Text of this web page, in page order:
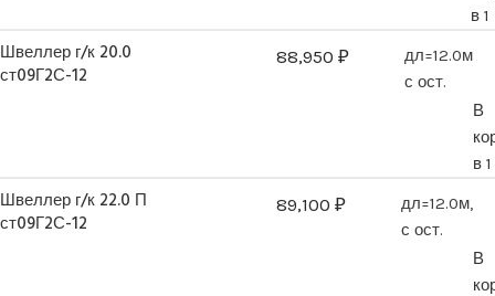
в
Швеллер г/к 20.0
ст09Г2С-12
88,950 ₽
дл=12.0м
с ост.
В
в
Швеллер г/к 22.0 П
ст09Г2С-12
89,100 ₽
дл=12.0м,
с ост.
В